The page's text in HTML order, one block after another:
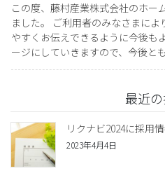
この度、藤村産業株式会社のホー
ました。 ご利用者のみなさまに
やすくお伝えできるように今後も
ージにしていきますので、今後と
最近
リクナビ2024に採用
2023年4月4日